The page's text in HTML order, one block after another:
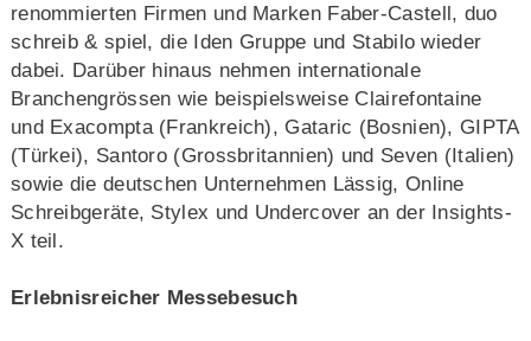
renommierten Firmen und Marken Faber-Castell, duo
schreib & spiel, die Iden Gruppe und Stabilo wieder
dabei. Darüber hinaus nehmen internationale
Branchengrössen wie beispielsweise Clairefontaine
und Exacompta (Frankreich), Gataric (Bosnien), GIPTA
(Türkei), Santoro (Grossbritannien) und Seven (Italien)
sowie die deutschen Unternehmen Lässig, Online
Schreibgeräte, Stylex und Undercover an der Insights-
X teil.
Erlebnisreicher Messebesuch